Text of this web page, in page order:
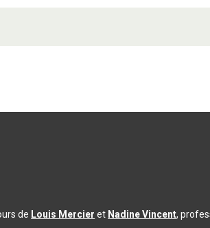
de Louis Mercier et Nadine Vincent,